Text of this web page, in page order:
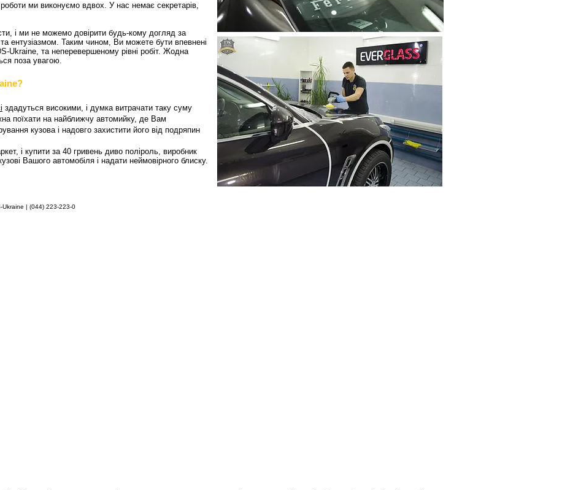
ми виконуємо вдвох. У нас немає секретарів,
і ми не можемо довірити будь-кому догляд за
ентузіазмом. Таким чином, Ви можете бути впевнені
Ukraine, та неперевершеному рівні робіт. Жодна
поза увагою.
здадуться високими, і думка витрачати таку суму
поїхати на найближчу автомийку, де Вам
кузова і надовго захистити його від подряпин
і купити за 40 гривень диво поліроль, виробник
Вашого автомобіля і надати неймовірного блиску.